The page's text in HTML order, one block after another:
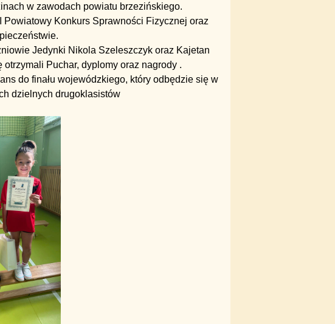
w zawodach powiatu brzezińskiego.
Konkurs Sprawności Fizycznej oraz
Jedynki Nikola Szeleszczyk oraz Kajetan
Puchar, dyplomy oraz nagrody .
do finału wojewódzkiego, który odbędzie się w
dzielnych drugoklasistów